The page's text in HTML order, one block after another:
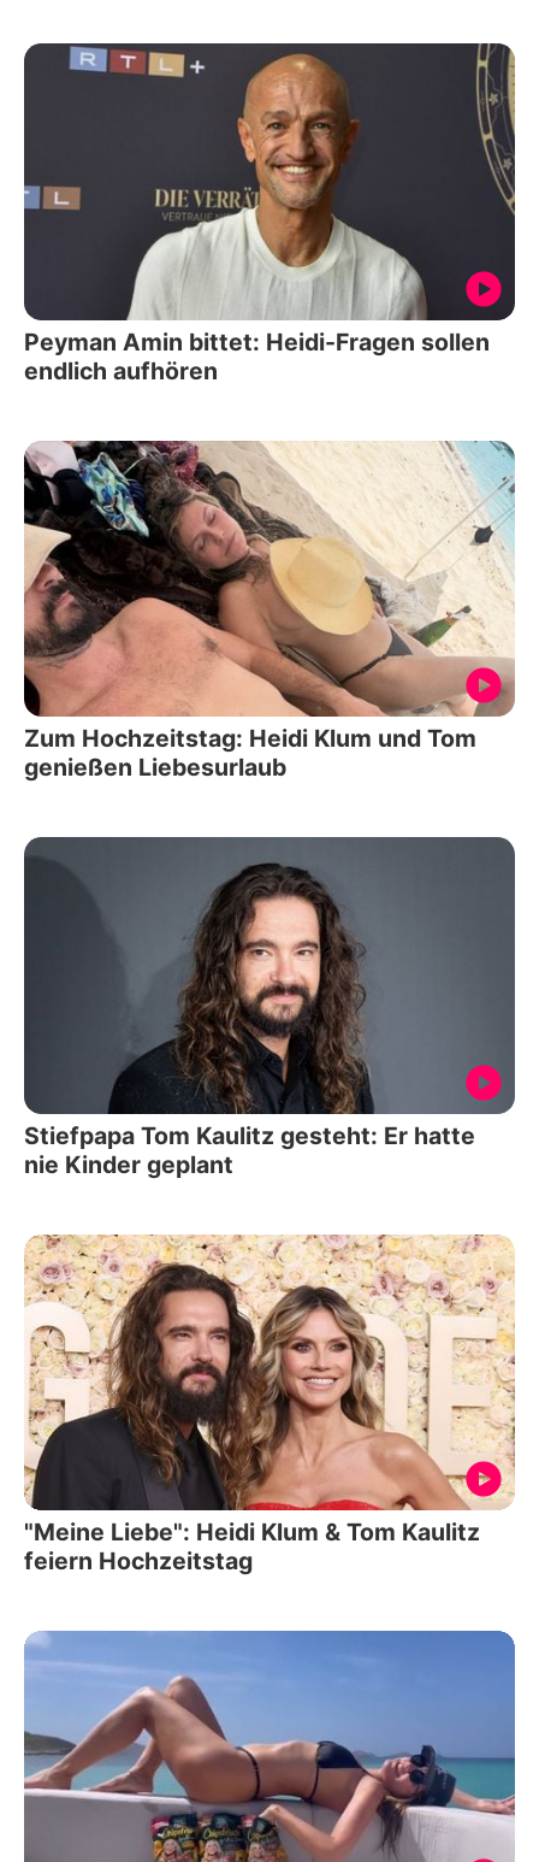
Peyman Amin bittet: Heidi-Fragen sollen
endlich aufhören
Zum Hochzeitstag: Heidi Klum und Tom
genießen Liebesurlaub
Stiefpapa Tom Kaulitz gesteht: Er hatte
nie Kinder geplant
"Meine Liebe": Heidi Klum & Tom Kaulitz
feiern Hochzeitstag